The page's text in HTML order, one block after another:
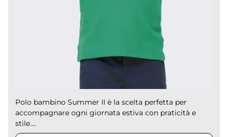
Polo bambino Summer II è la scelta perfetta per
accompagnare ogni giornata estiva con praticità e
stile....